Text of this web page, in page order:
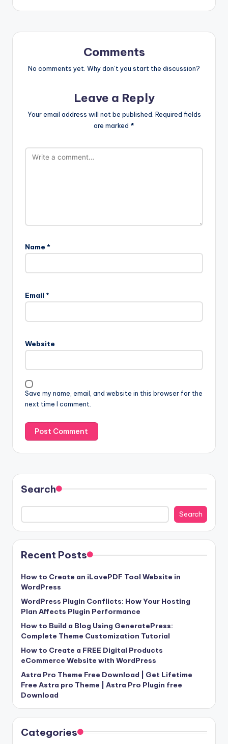
Comments
No comments yet. Why don’t you start the discussion?
Leave a Reply
Your email address will not be published. Required fields
are marked *
Name *
Email *
Website
Save my name, email, and website in this browser for the
next time I comment.
Search
Search
Recent Posts
How to Create an iLovePDF Tool Website in
WordPress
WordPress Plugin Conflicts: How Your Hosting
Plan Affects Plugin Performance
How to Build a Blog Using GeneratePress:
Complete Theme Customization Tutorial
How to Create a FREE Digital Products
eCommerce Website with WordPress
Astra Pro Theme Free Download | Get Lifetime
Free Astra pro Theme | Astra Pro Plugin free
Download
Categories